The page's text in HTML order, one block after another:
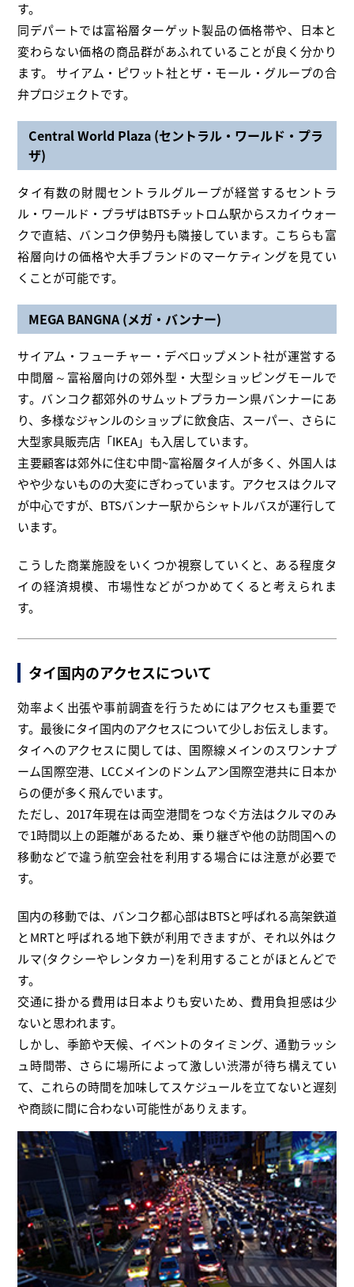
す。
同デパートでは富裕層ターゲット製品の価格帯や、日本と
変わらない価格の商品群があふれていることが良く分かり
ます。 サイアム・ピワット社とザ・モール・グループの合
弁プロジェクトです。
Central World Plaza (セントラル・ワールド・プラ
ザ)
タイ有数の財閥セントラルグループが経営するセントラ
ル・ワールド・プラザはBTSチットロム駅からスカイウォー
クで直結、バンコク伊勢丹も隣接しています。こちらも富
裕層向けの価格や大手ブランドのマーケティングを見てい
くことが可能です。
MEGA BANGNA (メガ・バンナー)
サイアム・フューチャー・デベロップメント社が運営する
中間層～富裕層向けの郊外型・大型ショッピングモールで
す。バンコク都郊外のサムットプラカーン県バンナーにあ
り、多様なジャンルのショップに飲食店、スーパー、さらに
大型家具販売店「IKEA」も入居しています。
主要顧客は郊外に住む中間~富裕層タイ人が多く、外国人は
やや少ないものの大変にぎわっています。アクセスはクルマ
が中心ですが、BTSバンナー駅からシャトルバスが運行して
います。
こうした商業施設をいくつか視察していくと、ある程度タ
イの経済規模、市場性などがつかめてくると考えられま
す。
タイ国内のアクセスについて
効率よく出張や事前調査を行うためにはアクセスも重要で
す。最後にタイ国内のアクセスについて少しお伝えします。
タイへのアクセスに関しては、国際線メインのスワンナプ
ーム国際空港、LCCメインのドンムアン国際空港共に日本か
らの便が多く飛んでいます。
ただし、2017年現在は両空港間をつなぐ方法はクルマのみ
で1時間以上の距離があるため、乗り継ぎや他の訪問国への
移動などで違う航空会社を利用する場合には注意が必要で
す。
国内の移動では、バンコク都心部はBTSと呼ばれる高架鉄道
とMRTと呼ばれる地下鉄が利用できますが、それ以外はク
ルマ(タクシーやレンタカー)を利用することがほとんどで
す。
交通に掛かる費用は日本よりも安いため、費用負担感は少
ないと思われます。
しかし、季節や天候、イベントのタイミング、通勤ラッシ
ュ時間帯、さらに場所によって激しい渋滞が待ち構えてい
て、これらの時間を加味してスケジュールを立てないと遅刻
や商談に間に合わない可能性がありえます。